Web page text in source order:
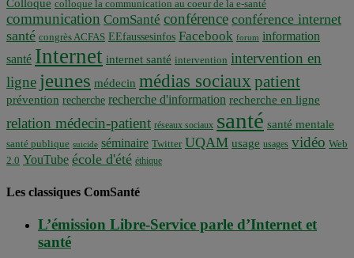
Colloque colloque la communication au coeur de la e-santé
communication ComSanté conférence conférence internet
santé congrès ACFAS EEfaussesinfos Facebook forum information
santé Internet internet santé intervention intervention en
ligne jeunes médecin médias sociaux patient
prévention recherche recherche d'information recherche en ligne
relation médecin-patient réseaux sociaux santé santé mentale
santé publique suicide séminaire Twitter UQAM usage usages vidéo Web
2.0 YouTube école d'été éthique
Les classiques ComSanté
L’émission Libre-Service parle d’Internet et
santé